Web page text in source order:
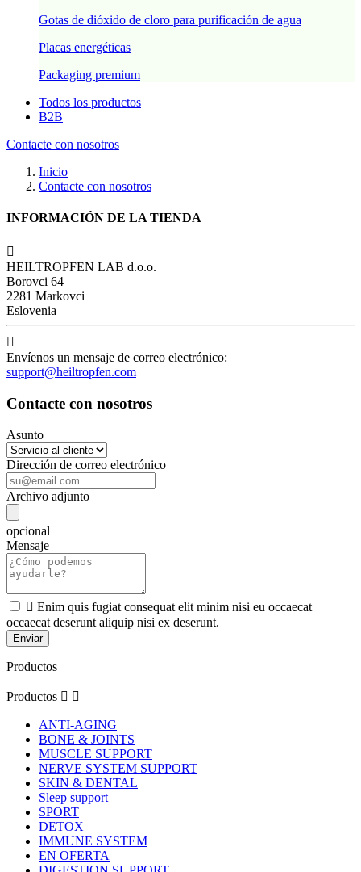
Gotas de dióxido de cloro para purificación de agua
Placas energéticas
Packaging premium
Todos los productos
B2B
Contacte con nosotros
Inicio
Contacte con nosotros
INFORMACIÓN DE LA TIENDA

HEILTROPFEN LAB d.o.o.
Borovci 64
2281 Markovci
Eslovenia

Envíenos un mensaje de correo electrónico:
support@heiltropfen.com
Contacte con nosotros
Asunto
Dirección de correo electrónico
Archivo adjunto
opcional
Mensaje
 Enim quis fugiat consequat elit minim nisi eu occaecat
occaecat deserunt aliquip nisi ex deserunt.
Productos
Productos  
ANTI-AGING
BONE & JOINTS
MUSCLE SUPPORT
NERVE SYSTEM SUPPORT
SKIN & DENTAL
Sleep support
SPORT
DETOX
IMMUNE SYSTEM
EN OFERTA